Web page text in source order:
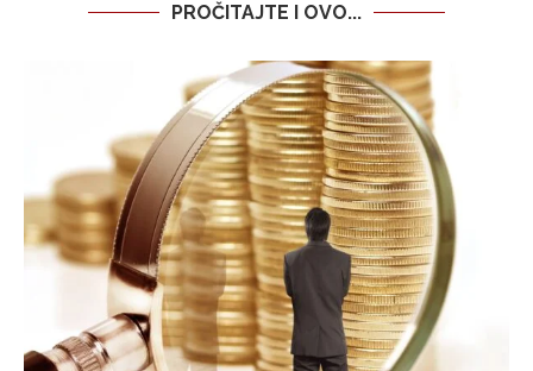
PROČITAJTE I OVO...